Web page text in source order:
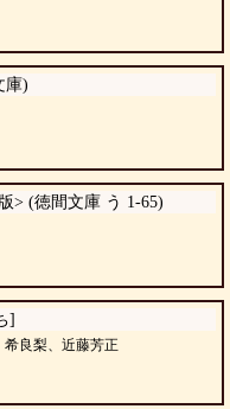
庫)
> (徳間文庫 う 1-65)
]
良梨、近藤芳正